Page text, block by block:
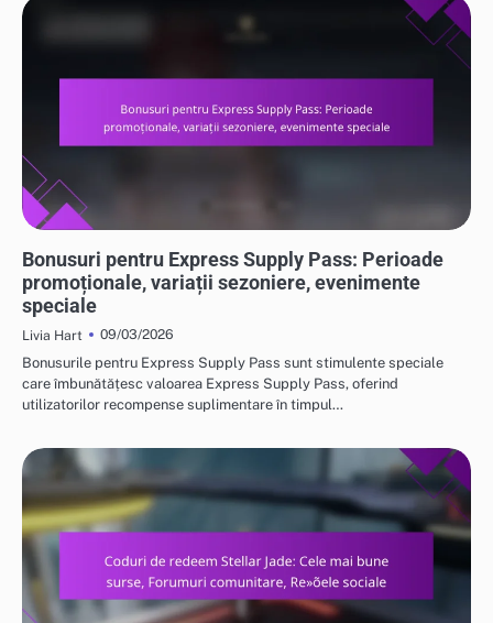
Bonusuri pentru Express Supply Pass: Perioade
promoționale, variații sezoniere, evenimente
speciale
Livia Hart
09/03/2026
Bonusurile pentru Express Supply Pass sunt stimulente speciale
care îmbunătățesc valoarea Express Supply Pass, oferind
utilizatorilor recompense suplimentare în timpul…